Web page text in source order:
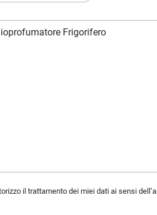
il trattamento dei miei dati ai sensi